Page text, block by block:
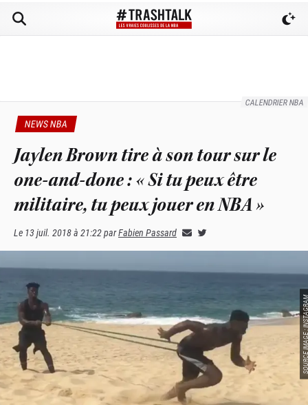
CALENDRIER NBA
NEWS NBA
Jaylen Brown tire à son tour sur le
one-and-done : « Si tu peux être
militaire, tu peux jouer en NBA »
Le 13 juil. 2018 à 21:22parFabien Passard
SOURCE